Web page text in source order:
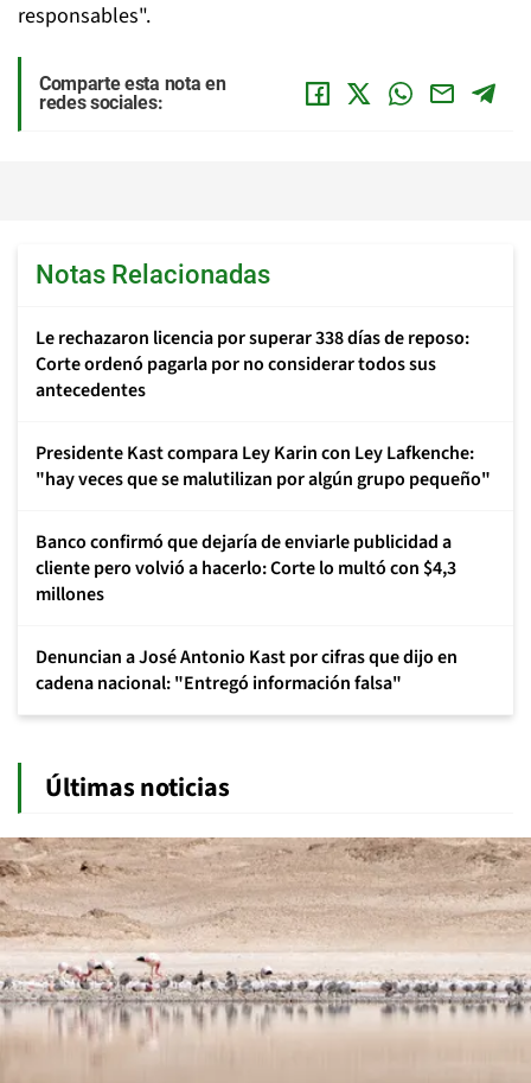
responsables".
Comparte esta nota en
redes sociales:
Notas Relacionadas
Le rechazaron licencia por superar 338 días de reposo:
Corte ordenó pagarla por no considerar todos sus
antecedentes
Presidente Kast compara Ley Karin con Ley Lafkenche:
"hay veces que se malutilizan por algún grupo pequeño"
Banco confirmó que dejaría de enviarle publicidad a
cliente pero volvió a hacerlo: Corte lo multó con $4,3
millones
Denuncian a José Antonio Kast por cifras que dijo en
cadena nacional: "Entregó información falsa"
Últimas noticias